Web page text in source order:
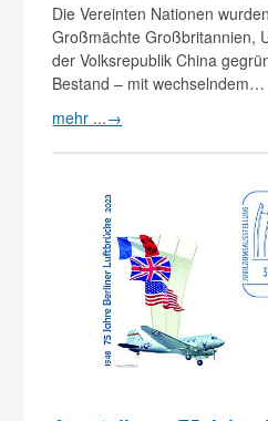
Die Vereinten Nationen
Großmächte Großbritannien,
der Volksrepublik China
Bestand – mit wechselndem…
mehr ...→